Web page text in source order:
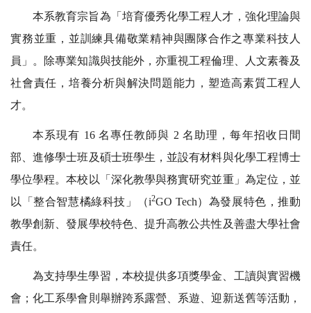
本系教育宗旨為「培育優秀化學工程人才，強化理論與
實務並重，並訓練具備敬業精神與團隊合作之專業科技人
員」。除專業知識與技能外，亦重視工程倫理、人文素養及
社會責任，培養分析與解決問題能力，塑造高素質工程人
才。
本系現有 16 名專任教師與 2 名助理，每年招收日間
部、進修學士班及碩士班學生，並設有材料與化學工程博士
學位學程。本校以「深化教學與務實研究並重」為定位，並
以「整合智慧橘綠科技」（i2GO Tech）為發展特色，推動
教學創新、發展學校特色、提升高教公共性及善盡大學社會
責任。
為支持學生學習，本校提供多項獎學金、工讀與實習機
會；化工系學會則舉辦跨系露營、系遊、迎新送舊等活動，